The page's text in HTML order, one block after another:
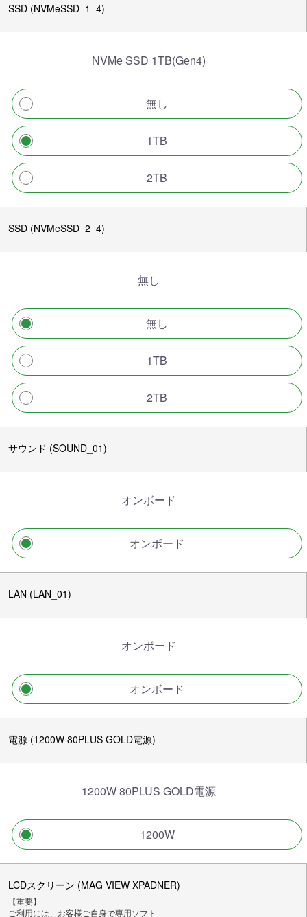
SSD (NVMeSSD_1_4)
NVMe SSD 1TB(Gen4)
無し
1TB
2TB
SSD (NVMeSSD_2_4)
無し
無し
1TB
2TB
サウンド (SOUND_01)
オンボード
オンボード
LAN (LAN_01)
オンボード
オンボード
電源 (1200W 80PLUS GOLD電源)
1200W 80PLUS GOLD電源
1200W
LCDスクリーン (MAG VIEW XPADNER)
【重要】
ご利用には、お客様ご自身で専用ソフト